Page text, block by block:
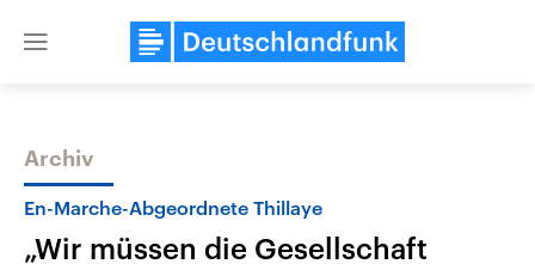
Close
Themen
Archiv
En-Marche-Abgeordnete Thillaye
„Wir müssen die Gesellschaft